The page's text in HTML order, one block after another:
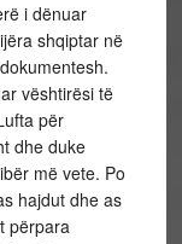
i dënuar
shqiptar në
vështirësi të
për
dhe duke
më vete. Po
hajdut dhe as
përpara